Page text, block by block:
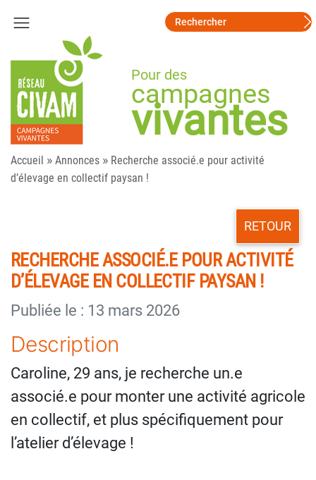
Pour des
campagnes
vivantes
Accueil » Annonces » Recherche associé.e pour activité
d’élevage en collectif paysan !
RETOUR
RECHERCHE ASSOCIÉ.E POUR ACTIVITÉ
D’ÉLEVAGE EN COLLECTIF PAYSAN !
Publiée le : 13 mars 2026
Description
Caroline, 29 ans, je recherche un.e
associé.e pour monter une activité agricole
en collectif, et plus spécifiquement pour
l’atelier d’élevage !